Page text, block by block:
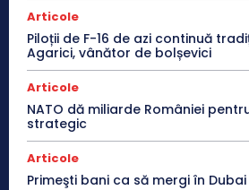
Articole
Piloții de F-16 de azi continuă
Agarici, vânător de bolșevici
Articole
NATO dă miliarde României
strategic
Articole
Primeşti bani ca să mergi în Dubai